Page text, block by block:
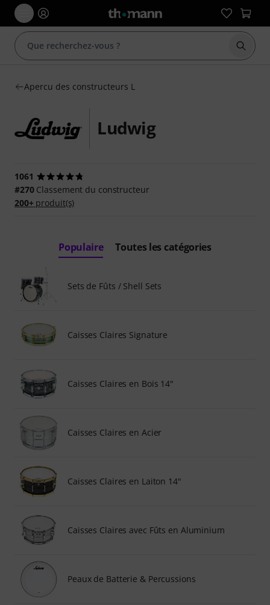
Apercu des constructeurs L
Ludwig
1061
#270Classement du constructeur
200+produit(s)
Populaire Toutes les catégories
Sets de Fûts / Shell Sets
Caisses Claires Signature
Caisses Claires en Bois 14"
Caisses Claires en Acier
Caisses Claires en Laiton 14"
Caisses Claires avec Fûts en Aluminium
Peaux de Batterie & Percussions